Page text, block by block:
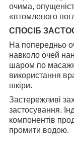
очима,
«втомленого
СПОСІБ
На попередньо
навколо очей
шаром по
використання
шкіри.
Застережливі
застосування.
компонентів
промити водою.